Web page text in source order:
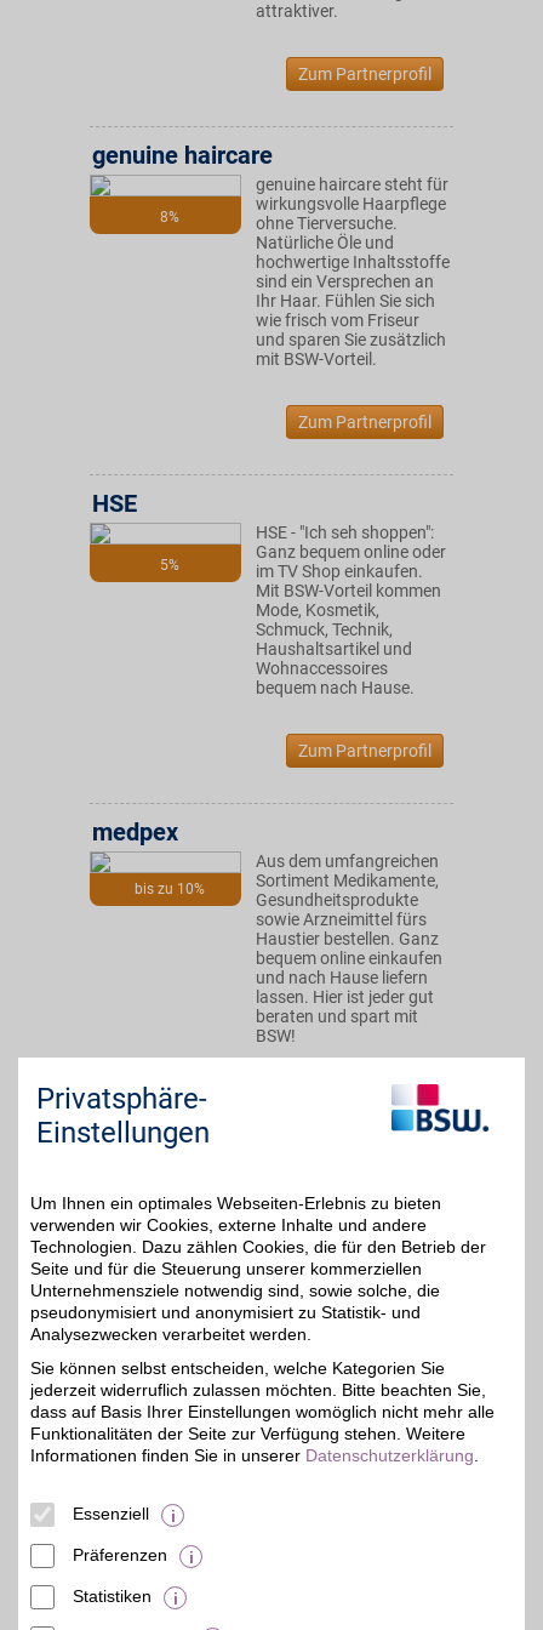
attraktiver.
Zum Partnerprofil
8%
genuine haircare
genuine haircare steht für
wirkungsvolle Haarpflege
ohne Tierversuche.
Natürliche Öle und
hochwertige Inhaltsstoffe
sind ein Versprechen an
Ihr Haar. Fühlen Sie sich
wie frisch vom Friseur
und sparen Sie zusätzlich
mit BSW-Vorteil.
Zum Partnerprofil
5%
HSE
HSE - "Ich seh shoppen":
Ganz bequem online oder
im TV Shop einkaufen.
Mit BSW-Vorteil kommen
Mode, Kosmetik,
Schmuck, Technik,
Haushaltsartikel und
Wohnaccessoires
bequem nach Hause.
Zum Partnerprofil
bis zu 10%
medpex
Aus dem umfangreichen
Sortiment Medikamente,
Gesundheitsprodukte
sowie Arzneimittel fürs
Haustier bestellen. Ganz
bequem online einkaufen
und nach Hause liefern
lassen. Hier ist jeder gut
beraten und spart mit
BSW!
4% Zum Partnerprofil
bis zu 8%
Douglas
starke Marken - Die
Parfümerie Douglas
macht das Leben
schöner. Unser BSW-
Vorteil für ein komplettes
Verwöhnprogramm für
Privatsphäre-
Einstellungen
Um Ihnen ein optimales Webseiten-Erlebnis zu bieten
verwenden wir Cookies, externe Inhalte und andere
Technologien. Dazu zählen Cookies, die für den Betrieb der
Seite und für die Steuerung unserer kommerziellen
Unternehmensziele notwendig sind, sowie solche, die
pseudonymisiert und anonymisiert zu Statistik- und
Analysezwecken verarbeitet werden.
Sie können selbst entscheiden, welche Kategorien Sie
jederzeit widerruflich zulassen möchten. Bitte beachten Sie,
dass auf Basis Ihrer Einstellungen womöglich nicht mehr alle
Funktionalitäten der Seite zur Verfügung stehen. Weitere
Informationen finden Sie in unserer Datenschutzerklärung
Essenziell
Präferenzen
Statistiken